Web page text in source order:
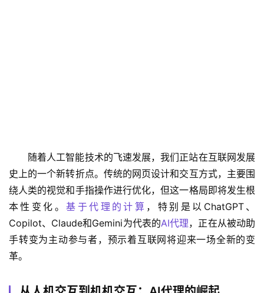
随着人工智能技术的飞速发展，我们正站在互联网发展
史上的一个新转折点。传统的网页设计和交互方式，主要围
绕人类的视觉和手指操作进行优化，但这一格局即将发生根
本性变化。基于代理的计算 ，特别是以ChatGPT、
Copilot、Claude和Gemini为代表的AI代理，正在从被动助
手转变为主动参与者，预示着互联网将迎来一场全新的变
革。